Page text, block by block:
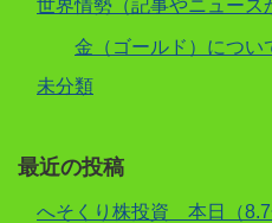
世界情勢（記事やニュース
金（ゴールド）につい
未分類
最近の投稿
へそくり株投資 本日（8.7